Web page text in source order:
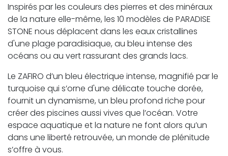
Inspirés par les couleurs des pierres et des minéraux
de la nature elle-même, les 10 modèles de PARADISE
STONE nous déplacent dans les eaux cristallines
d'une plage paradisiaque, au bleu intense des
océans ou au vert rassurant des grands lacs.
Le ZAFIRO d’un bleu électrique intense, magnifié par le
turquoise qui s’orne d'une délicate touche dorée,
fournit un dynamisme, un bleu profond riche pour
créer des piscines aussi vives que l’océan. Votre
espace aquatique et la nature ne font alors qu’un
dans une liberté retrouvée, un monde de plénitude
s’offre à vous.